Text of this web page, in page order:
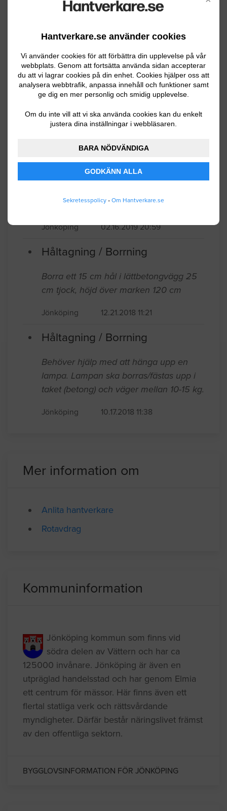
Hantverkare.se använder cookies
Vi använder cookies för att förbättra din upplevelse på vår
webbplats. Genom att fortsätta använda sidan accepterar
du att vi lagrar cookies på din enhet. Cookies hjälper oss att
analysera webbtrafik, anpassa innehåll och funktioner samt
ge dig en mer personlig och smidig upplevelse.
Om du inte vill att vi ska använda cookies kan du enkelt
justera dina inställningar i webbläsaren.
BARA NÖDVÄNDIGA
GODKÄNN ALLA
Sekretesspolicy • Om Hantverkare.se
bult i betonggolv, sockel. Måste göras
Jönköping.
Jönköping 11.24.2022 13:48
Håltagning / Borrning
mellanväggar källare c. a 3 cm tjocka
byggda 1939m
Hjälp med att kapa och göra hål i en
klinkerplatta
Håltagning / Borrning
Borra ett 15 cm hål i lättbetongvägg 25
cm tjock, höjd över marken 120 cm
Håltagning / Borrning
lampa. Lampan ska borras/fästas upp i
Mer information om
Kommuninformation
Jönköping kommun som finns vid
södra delen av Vättern och har ca
125000 invånare. Jönköping är även en
utpräglad handelsstad och har genom Elmia
ett centrum för mässor. Här finns även ett
av den offentliga sektorn.